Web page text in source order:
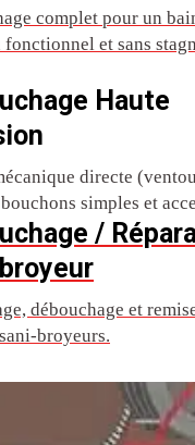
complet pour un
fonctionnel et sans
Haute
directe
simples et
/
débouchage et
broyeurs.